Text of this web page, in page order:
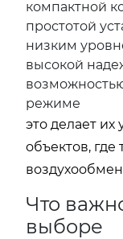
компактной
простотой
низким
высокой
режиме
это делает
объектов,
Что
выборе